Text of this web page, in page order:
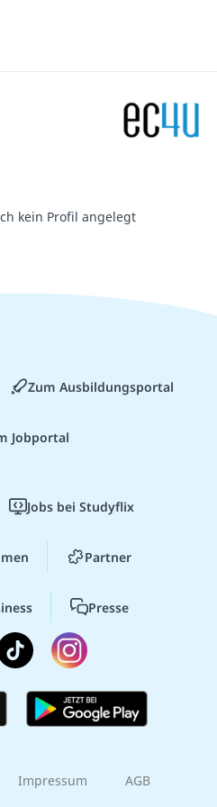
kein Profil angelegt
Zum Ausbildungsportal
Jobportal
Jobs bei Studyflix
Partner
Presse
Impressum AGB